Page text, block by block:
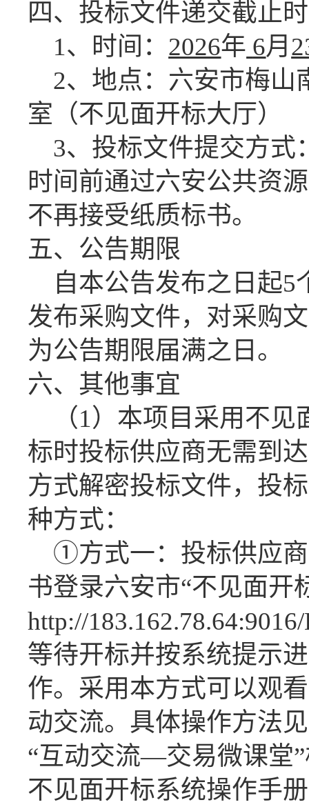
四、投标文件递交截止
1、时间： 2026年 6月
2、地点：六安市梅山
室（不见面开标大厅）
3、投标文件提交方式
时间前通过六安公共资
不再接受纸质标书。
五、公告期限
自本公告发布之日起5
发布采购文件，对采购
为公告期限届满之日。
六、其他事宜
（1）本项目采用不见
标时投标供应商无需到
方式解密投标文件，投
种方式：
①方式一：投标供应
书登录六安市“不见面开
http://
等待开标并按系统提示
作。采用本方式可以观
动交流。具体操作方法
“互动交流—交易微课堂
不见面开标系统操作手